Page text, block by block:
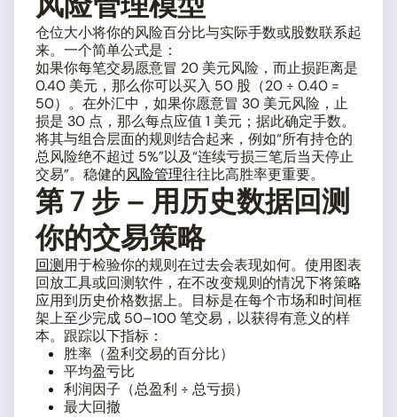
仓位大小将你的风险百分比与实际手数或股数联系起
来。一个简单公式是：
如果你每笔交易愿意冒 20 美元风险，而止损距离是
0.40 美元，那么你可以买入 50 股（20 ÷ 0.40 =
50）。在外汇中，如果你愿意冒 30 美元风险，止
损是 30 点，那么每点应值 1 美元；据此确定手数。
将其与组合层面的规则结合起来，例如“所有持仓的
总风险绝不超过 5%”以及“连续亏损三笔后当天停止
交易”。稳健的风险管理往往比高胜率更重要。
第 7 步 – 用历史数据回测
你的交易策略
回测用于检验你的规则在过去会表现如何。使用图表
回放工具或回测软件，在不改变规则的情况下将策略
应用到历史价格数据上。目标是在每个市场和时间框
架上至少完成 50–100 笔交易，以获得有意义的样
本。跟踪以下指标：
胜率（盈利交易的百分比）
平均盈亏比
利润因子（总盈利 ÷ 总亏损）
最大回撤